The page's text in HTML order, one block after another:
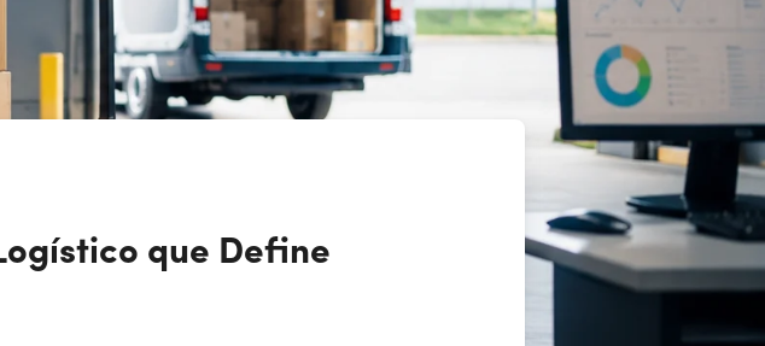
que Define